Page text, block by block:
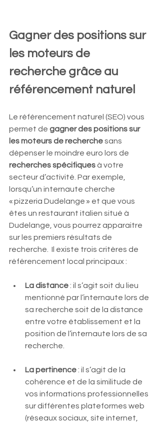
Gagner des positions sur
les moteurs de
recherche grâce au
référencement naturel
Le référencement naturel (SEO) vous
permet de gagner des positions sur
les moteurs de recherche sans
dépenser le moindre euro lors de
recherches spécifiques à votre
secteur d’activité. Par exemple,
lorsqu’un internaute cherche
« pizzeria Dudelange » et que vous
êtes un restaurant italien situé à
Dudelange, vous pourrez apparaitre
sur les premiers résultats de
recherche.  Il existe trois critères de
référencement local principaux :
La distance : il s’agit soit du lieu
mentionné par l’internaute lors de
sa recherche soit de la distance
entre votre établissement et la
position de l’internaute lors de sa
recherche.
La pertinence : il s’agit de la
cohérence et de la similitude de
vos informations professionnelles
sur différentes plateformes web
(réseaux sociaux, site internet,